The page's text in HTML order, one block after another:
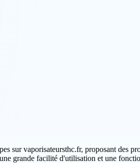
sur vaporisateursthc.fr, proposant des
grande facilité d'utilisation et une